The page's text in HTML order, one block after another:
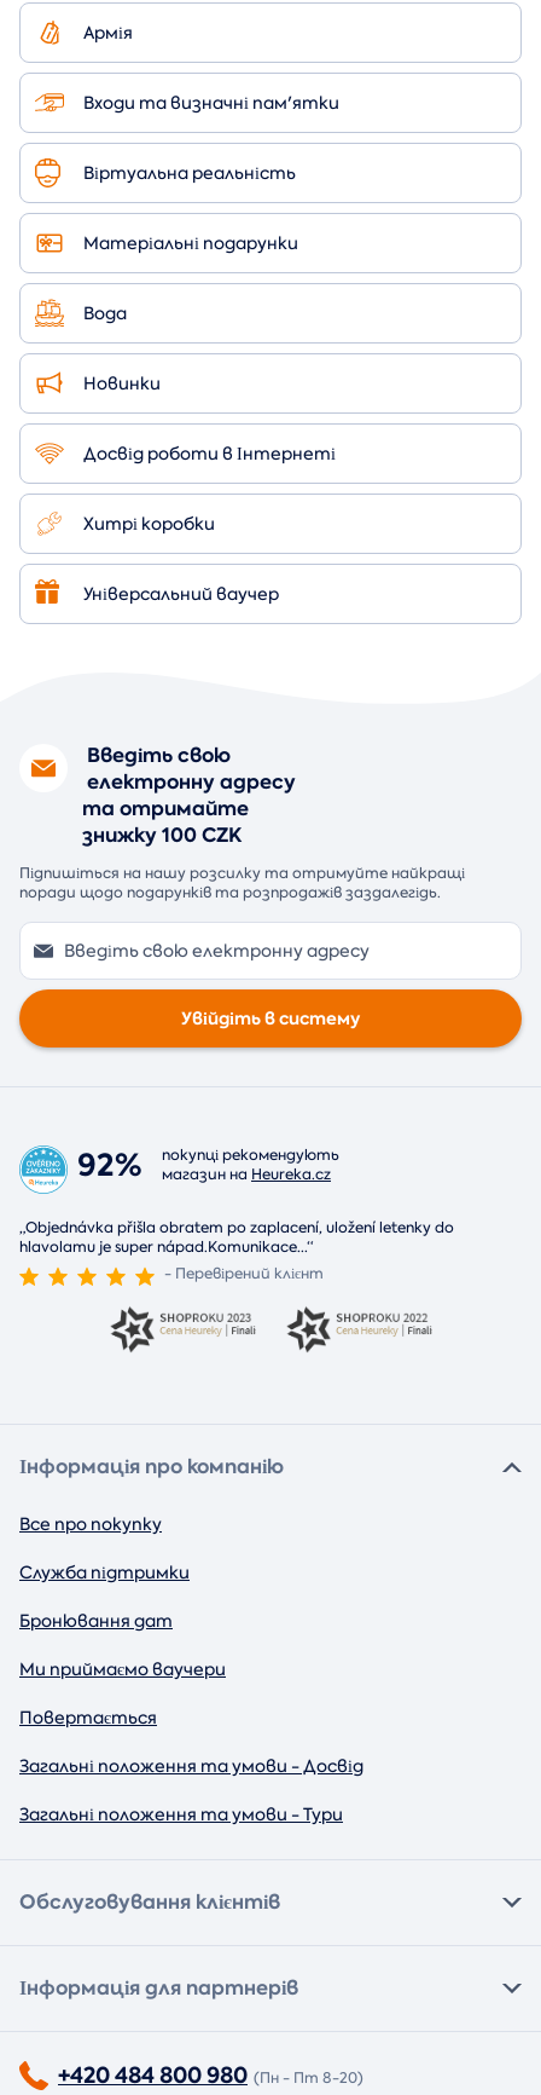
Армія
Входи та визначні пам'ятки
Віртуальна реальність
Матеріальні подарунки
Вода
Новинки
Досвід роботи в Інтернеті
Хитрі коробки
Універсальний ваучер
Введіть свою
електронну адресу
та отримайте
знижку 100 CZK
Підпишіться на нашу розсилку та отримуйте найкращі
поради щодо подарунків та розпродажів заздалегідь.
Увійдіть в систему
92%
покупці рекомендують
магазин на Heureka.cz
„Objednávka přišla obratem po zaplacení, uložení letenky do
hlavolamu je super nápad.Komunikace...“
- Перевірений клієнт
Інформація про компанію
Все про покупку
Служба підтримки
Бронювання дат
Ми приймаємо ваучери
Повертається
Загальні положення та умови - Досвід
Загальні положення та умови - Тури
Обслуговування клієнтів
Інформація для партнерів
+420 484 800 980 (Пн - Пт 8-20)